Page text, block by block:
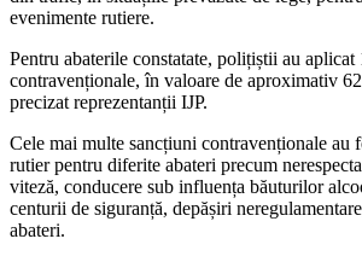
evenimente rutiere.
Pentru abaterile constatate, polițiștii au aplicat
contravenționale, în valoare de aproximativ
precizat reprezentanții IJP.
Cele mai multe sancțiuni contravenționale au
rutier pentru diferite abateri precum
viteză, conducere sub influența băuturilor
centurii de siguranță, depășiri
abateri.